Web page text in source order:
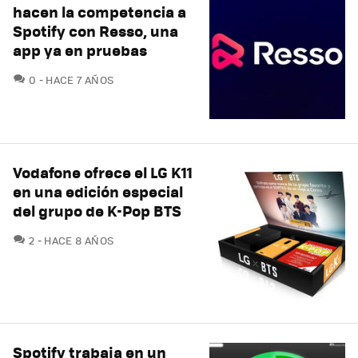
hacen la competencia a
Spotify con Resso, una
app ya en pruebas
0 COMENTARIOS
HACE 7 AÑOS
Vodafone ofrece el LG K11
en una edición especial
del grupo de K-Pop BTS
2 COMENTARIOS
HACE 8 AÑOS
Spotify trabaja en un